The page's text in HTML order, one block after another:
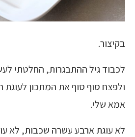
בקיצור.
לכבוד גיל ההתבגרות, החלטתי
ולפצח סוף סוף את המתכון לעוגת
אמא שלי.
לא עוגת ארבע עשרה שכבות, לא